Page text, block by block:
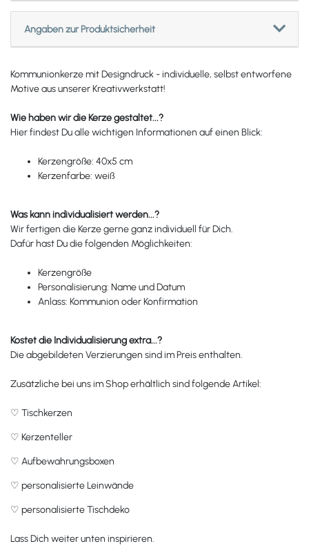
Angaben zur Produktsicherheit
Kommunionkerze mit Designdruck - individuelle, selbst entworfene
Motive aus unserer Kreativwerkstatt!
Wie haben wir die Kerze gestaltet...?
Hier findest Du alle wichtigen Informationen auf einen Blick:
Kerzengröße: 40x5 cm
Kerzenfarbe: weiß
Was kann individualisiert werden...?
Wir fertigen die Kerze gerne ganz individuell für Dich.
Dafür hast Du die folgenden Möglichkeiten:
Kerzengröße
Personalisierung: Name und Datum
Anlass: Kommunion oder Konfirmation
Kostet die Individualisierung extra...?
Die abgebildeten Verzierungen sind im Preis enthalten.
Zusätzliche bei uns im Shop erhältlich sind folgende Artikel:
♡ Tischkerzen
♡ Kerzenteller
♡ Aufbewahrungsboxen
♡ personalisierte Leinwände
♡ personalisierte Tischdeko
Lass Dich weiter unten inspirieren.